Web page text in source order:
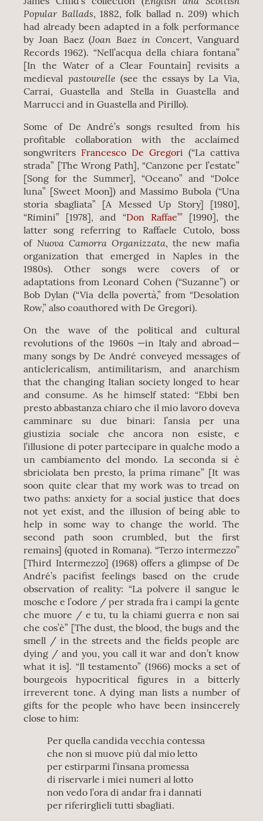
Popular Ballads, 1882, folk ballad n. 209) which
had already been adapted in a folk performance
by Joan Baez (Joan Baez in Concert, Vanguard
Records 1962). “Nell’acqua della chiara fontana”
[In the Water of a Clear Fountain] revisits a
medieval pastourelle (see the essays by La Via,
Carrai, Guastella and Stella in Guastella and
Marrucci and in Guastella and Pirillo).
Some of De André’s songs resulted from his
profitable collaboration with the acclaimed
songwriters Francesco De Gregori (“La cattiva
strada” [The Wrong Path], “Canzone per l’estate”
[Song for the Summer], “Oceano” and “Dolce
luna” [Sweet Moon]) and Massimo Bubola (“Una
storia sbagliata” [A Messed Up Story] [1980],
“Rimini” [1978], and “Don Raffae’” [1990], the
latter song referring to Raffaele Cutolo, boss
of Nuova Camorra Organizzata, the new mafia
organization that emerged in Naples in the
1980s). Other songs were covers of or
adaptations from Leonard Cohen (“Suzanne”) or
Bob Dylan (“Via della povertà,” from “Desolation
Row,” also coauthored with De Gregori).
On the wave of the political and cultural
revolutions of the 1960s —in Italy and abroad—
many songs by De André conveyed messages of
anticlericalism, antimilitarism, and anarchism
that the changing Italian society longed to hear
and consume. As he himself stated: “Ebbi ben
presto abbastanza chiaro che il mio lavoro doveva
camminare su due binari: l’ansia per una
giustizia sociale che ancora non esiste, e
l’illusione di poter partecipare in qualche modo a
un cambiamento del mondo. La seconda si è
sbriciolata ben presto, la prima rimane” [It was
soon quite clear that my work was to tread on
two paths: anxiety for a social justice that does
not yet exist, and the illusion of being able to
help in some way to change the world. The
second path soon crumbled, but the first
remains] (quoted in Romana). “Terzo intermezzo”
[Third Intermezzo] (1968) offers a glimpse of De
André’s pacifist feelings based on the crude
observation of reality: “La polvere il sangue le
mosche e l’odore / per strada fra i campi la gente
che muore / e tu, tu la chiami guerra e non sai
che cos’è” [The dust, the blood, the bugs and the
smell / in the streets and the fields people are
dying / and you, you call it war and don’t know
what it is]. “Il testamento” (1966) mocks a set of
bourgeois hypocritical figures in a bitterly
irreverent tone. A dying man lists a number of
gifts for the people who have been insincerely
close to him:
Per quella candida vecchia contessa
che non si muove più dal mio letto
per estirparmi l’insana promessa
di riservarle i miei numeri al lotto
non vedo l’ora di andar fra i dannati
per riferirglieli tutti sbagliati.